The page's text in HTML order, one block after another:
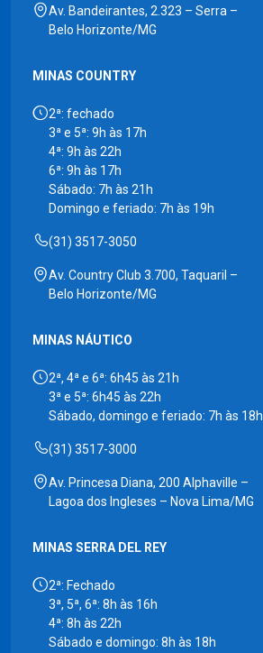
Av. Bandeirantes, 2.323 – Serra –
Belo Horizonte/MG
MINAS COUNTRY
2ª: fechado
3ª e 5ª: 9h às 17h
4ª: 9h às 22h
6ª: 9h às 17h
Sábado: 7h às 21h
Domingo e feriado: 7h às 19h
(31) 3517-3050
Av. Country Club 3.700, Taquaril –
Belo Horizonte/MG
MINAS NÁUTICO
2ª, 4ª e 6ª: 6h45 às 21h
3ª e 5ª: 6h45 às 22h
Sábado, domingo e feriado: 7h às 18h
(31) 3517-3000
Av. Princesa Diana, 200 Alphaville –
Lagoa dos Ingleses – Nova Lima/MG
MINAS SERRA DEL REY
2ª: Fechado
3ª, 5ª, 6ª: 8h às 16h
4ª: 8h às 22h
Sábado e domingo: 8h às 18h